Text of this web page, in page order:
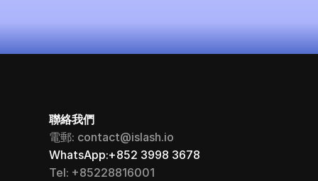
聯絡我們
電郵: contact@islash.io
WhatsApp:+852 3998 3678
Tel: +85228816001